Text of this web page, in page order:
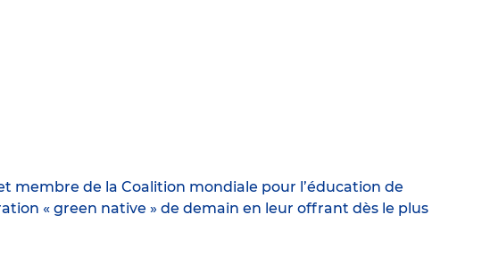
membre de la Coalition mondiale pour l’éducation de
« green native » de demain en leur offrant dès le plus